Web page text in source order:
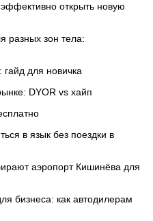
открыть новую
разных зон тела:
гайд для новичка
DYOR vs хайп
в язык без поездки в
аэропорт Кишинёва для
бизнеса: как автодилерам